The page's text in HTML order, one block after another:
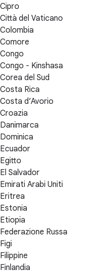
Cipro
Città del Vaticano
Colombia
Comore
Congo
Congo - Kinshasa
Corea del Sud
Costa Rica
Costa d’Avorio
Croazia
Danimarca
Dominica
Ecuador
Egitto
El Salvador
Emirati Arabi Uniti
Eritrea
Estonia
Etiopia
Federazione Russa
Figi
Filippine
Finlandia